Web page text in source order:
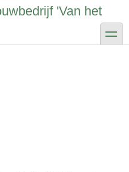
'Van het
toggle